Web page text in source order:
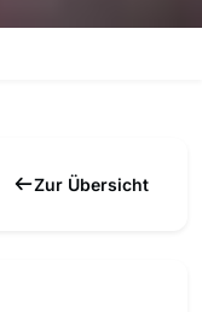
Zur Übersicht